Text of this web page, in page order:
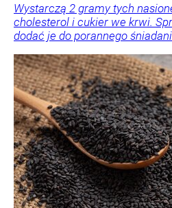
Wystarczą 2 gramy tych
cholesterol i cukier we krwi.
dodać je do porannego